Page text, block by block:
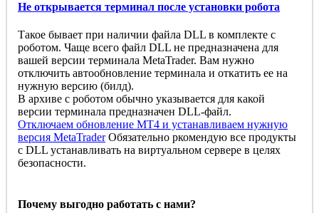
Не открывается терминал после установки робота
Такое бывает при наличии файла DLL в комплекте с
роботом. Чаще всего файл DLL не предназначена для
вашей версии терминала MetaTrader. Вам нужно
отключить автообновление терминала и откатить ее на
нужную версию (билд).
В архиве с роботом обычно указывается для какой
версии терминала предназначен DLL-файл.
Отключаем обновление MT4 и устанавливаем нужную
версия MetaTraderОбязательно ркомендую все продукты
с DLL устанавливать на виртуальном сервере в целях
безопасности.
Почему выгодно работать с нами?